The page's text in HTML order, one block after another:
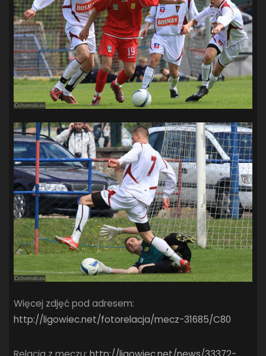
Więcej zdjęć pod adresem:
http://ligowiec.net/fotorelacja/mecz-31685/C80